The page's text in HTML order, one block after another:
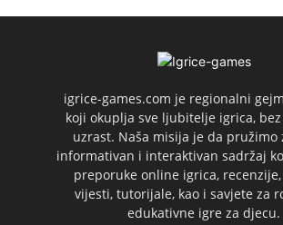
igrice-games.com je regionalni
koji okuplja sve ljubitelje igrica,
uzrast. Naša misija je da pružimo
informativan i interaktivan sadržaj
preporuke online igrica,
vijesti, tutorijale, kao i savjete za
edukativne igre za djecu.